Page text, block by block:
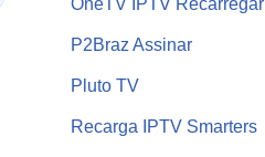
OneTV IPTV Recarregar
P2Braz Assinar
Pluto TV
Recarga IPTV Smarters